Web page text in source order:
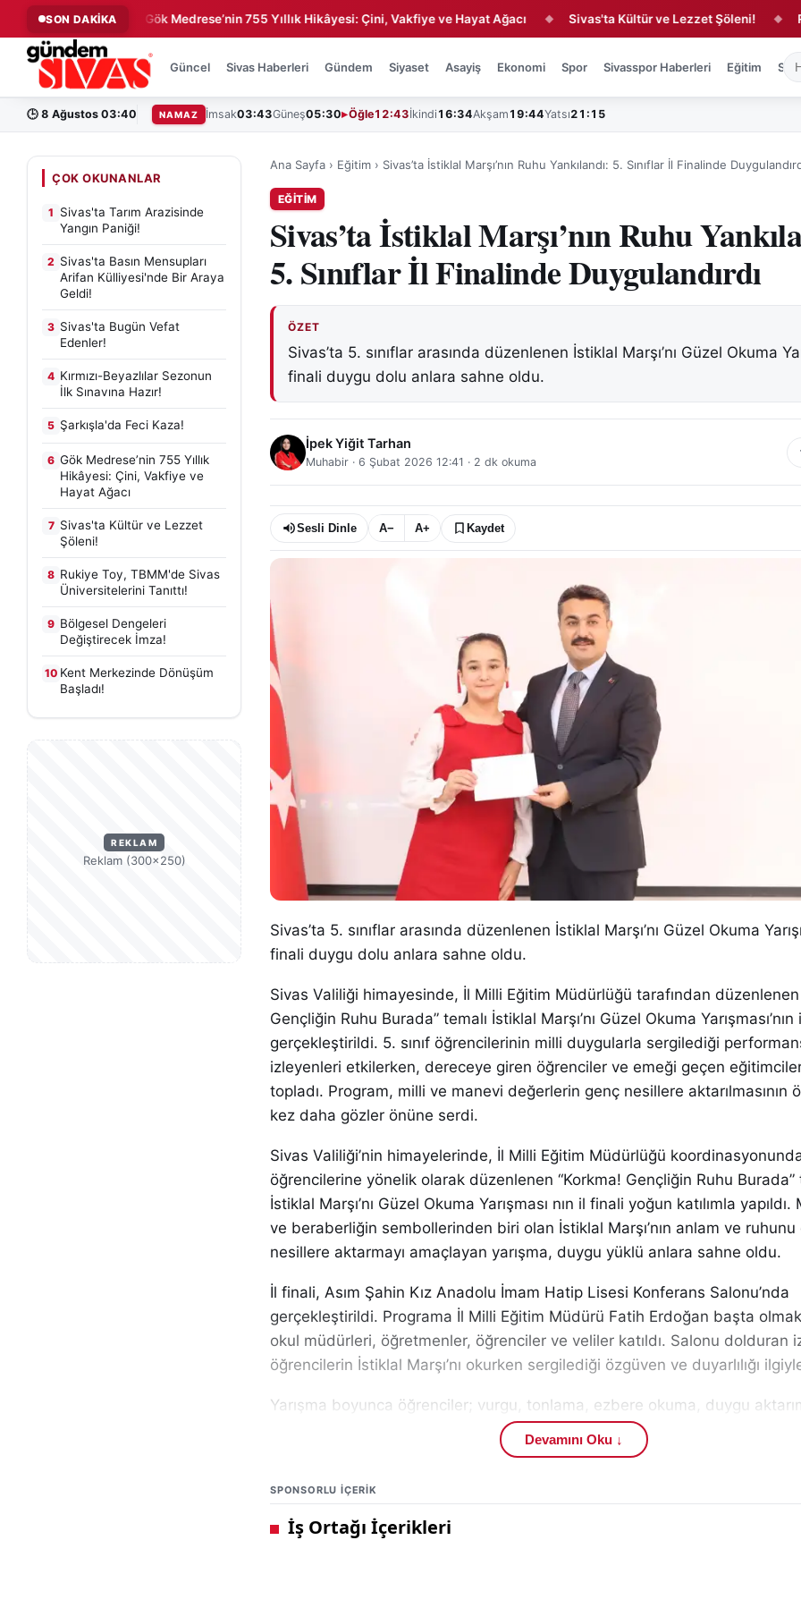
SON DAKİKA
Kaza! ◆ Gök Medrese’nin 755 Yıllık Hikâyesi: Çini, Vakfiye ve Hayat Ağacı ◆ Sivas'ta Kültür ve Lezzet Şöleni! ◆
Güncel Sivas Haberleri Gündem Siyaset Asayiş Ekonomi Spor Sivasspor Haberleri Eğitim
🕒 8 Ağustos 03:40 NAMAZ İmsak03:43Güneş05:30 Öğle12:43İkindi 16:34Akşam 19:44Yatsı21:15
ÇOK OKUNANLAR
1 Sivas'ta Tarım Arazisinde
Yangın Paniği!
2 Sivas'ta Basın Mensupları
Arifan Külliyesi'nde Bir Araya
Geldi!
3 Sivas'ta Bugün Vefat
Edenler!
4 Kırmızı-Beyazlılar Sezonun
İlk Sınavına Hazır!
5 Şarkışla'da Feci Kaza!
6 Gök Medrese’nin 755 Yıllık
Hikâyesi: Çini, Vakfiye ve
Hayat Ağacı
7 Sivas'ta Kültür ve Lezzet
Şöleni!
8 Rukiye Toy, TBMM'de Sivas
Üniversitelerini Tanıttı!
9 Bölgesel Dengeleri
Değiştirecek İmza!
10 Kent Merkezinde Dönüşüm
Başladı!
REKLAM
Reklam (300×250)
Ana Sayfa › Eğitim › Sivas’ta İstiklal Marşı’nın Ruhu Yankılandı: 5. Sınıflar İl Finalinde
EĞITIM
Sivas’ta İstiklal Marşı’nın Ruhu
5. Sınıflar İl Finalinde Duygulandırdı
ÖZET
Sivas’ta 5. sınıflar arasında düzenlenen İstiklal Marşı’nı Güzel Okuma
finali duygu dolu anlara sahne oldu.
İpek Yiğit Tarhan
Muhabir · 6 Şubat 2026 12:41 · 2 dk okuma
Sesli Dinle A− A+ Kaydet
Sivas’ta 5. sınıflar arasında düzenlenen İstiklal Marşı’nı Güzel Okuma
finali duygu dolu anlara sahne oldu.
Sivas Valiliği himayesinde, İl Milli Eğitim Müdürlüğü tarafından düzenlenen
Gençliğin Ruhu Burada” temalı İstiklal Marşı’nı Güzel Okuma
gerçekleştirildi. 5. sınıf öğrencilerinin milli duygularla sergilediği
izleyenleri etkilerken, dereceye giren öğrenciler ve emeği geçen
topladı. Program, milli ve manevi değerlerin genç nesillere aktarılmasının
kez daha gözler önüne serdi.
Sivas Valiliği’nin himayelerinde, İl Milli Eğitim Müdürlüğü koordinasyonunda
öğrencilerine yönelik olarak düzenlenen “Korkma! Gençliğin Ruhu Burada”
İstiklal Marşı’nı Güzel Okuma Yarışması nın il finali yoğun katılımla
ve beraberliğin sembollerinden biri olan İstiklal Marşı’nın anlam ve ruhunu
nesillere aktarmayı amaçlayan yarışma, duygu yüklü anlara sahne oldu.
İl finali, Asım Şahin Kız Anadolu İmam Hatip Lisesi Konferans Salonu’nda
gerçekleştirildi. Programa İl Milli Eğitim Müdürü Fatih Erdoğan başta
okul müdürleri, öğretmenler, öğrenciler ve veliler katıldı. Salonu dolduran
öğrencilerin İstiklal Marşı’nı okurken sergilediği özgüven ve duyarlılığı
Yarışma boyunca öğrenciler; vurgu, tonlama, ezbere okuma, duygu
marşın anlamına uygunluk gibi kriterler üzerinden değerlendirildi. Jüri
öğrencilerin performanslarını titizlikle inceleyerek puanlamalarını yaptı.
Yapılan değerlendirmeler sonucunda dereceye giren öğrenciler şu şekilde
Dereceye giren öğrenciler, salondan büyük alkış alırken aileleri ve
Devamını Oku ↓
SPONSORLU IÇERIK